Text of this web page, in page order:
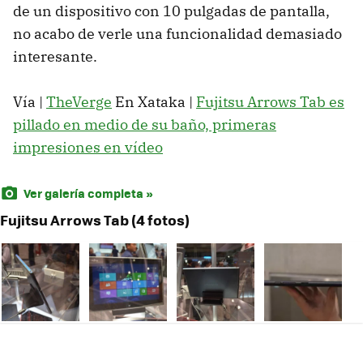
de un dispositivo con 10 pulgadas de pantalla,
no acabo de verle una funcionalidad demasiado
interesante.
Vía | TheVerge En Xataka | Fujitsu Arrows Tab es
pillado en medio de su baño, primeras
impresiones en vídeo
Ver galería completa »
Fujitsu Arrows Tab (4 fotos)